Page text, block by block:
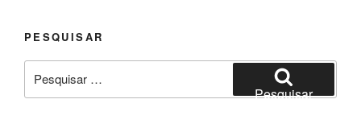
PESQUISAR
por:
Pesquisar